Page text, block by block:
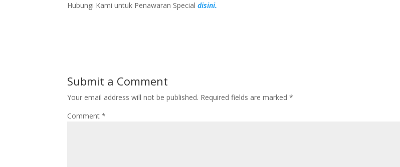
Hubungi Kami untuk Penawaran Specialdisini.
Submit a Comment
Your email address will not be published. Required fields are marked*
Comment*